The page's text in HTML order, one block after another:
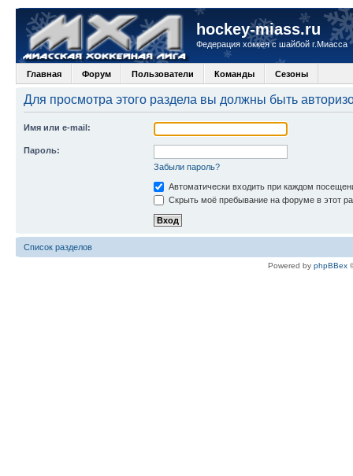
hockey-miass.ru
Федерация хоккея с шайбой г.Миасса
Главная Форум Пользователи Команды Сезоны
Для просмотра этого раздела вы должны быть
Имя или e-mail:
Пароль:
Забыли пароль?
Автоматически входить при каждом
Скрыть моё пребывание на форуме в этот
Список разделов
Powered by phpBBex